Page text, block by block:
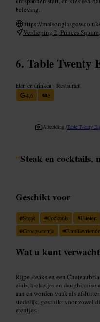
beleving.
https://maisonglasgow.co.uk/
Verdieping 2, Princes
Table Twenty
Eten en drinken • Restaurant
4,6
5
Afbeelding /Table Twenty
“Steak en cocktails,
Geschikt voor
#Steak #Cocktails #Uiteten
#Groepsetentje #
Wat u kunt
Rijpe steaks en een
club, kroketjes en dauphinoise
aan en worden vaak als
stedelijk, geschikt voor zowel
etentjes.